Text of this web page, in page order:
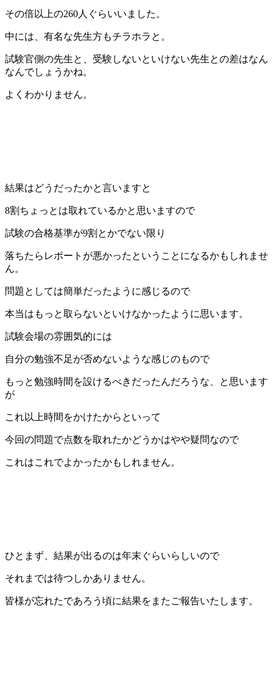
その倍以上の260人ぐらいいました。
中には、有名な先生方もチラホラと。
試験官側の先生と、受験しないといけない先生との差はなん
なんでしょうかね。
よくわかりません。
結果はどうだったかと言いますと
8割ちょっとは取れているかと思いますので
試験の合格基準が9割とかでない限り
落ちたらレポートが悪かったということになるかもしれませ
ん。
問題としては簡単だったように感じるので
本当はもっと取らないといけなかったように思います。
試験会場の雰囲気的には
自分の勉強不足が否めないような感じのもので
もっと勉強時間を設けるべきだったんだろうな、と思います
が
これ以上時間をかけたからといって
今回の問題で点数を取れたかどうかはやや疑問なので
これはこれでよかったかもしれません。
ひとまず、結果が出るのは年末ぐらいらしいので
それまでは待つしかありません。
皆様が忘れたであろう頃に結果をまたご報告いたします。